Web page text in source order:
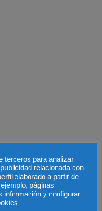
tienen que ver?
terceros para analizar
relacionada con
elaborado a partir de
páginas
información y configurar